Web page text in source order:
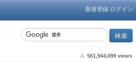
新規登録 ログイン
561,944,099 views